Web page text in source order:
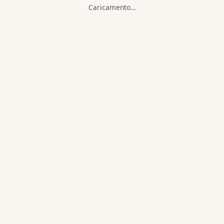
Caricamento…